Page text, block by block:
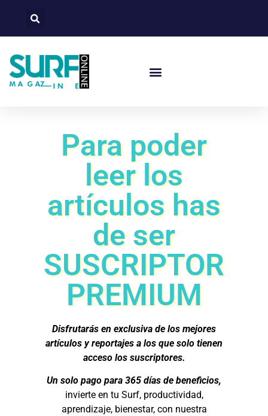
Para poder
leer los
artículos has
de ser
SUSCRIPTOR
PREMIUM
Disfrutarás en exclusiva de los mejores
artículos y reportajes a los que solo tienen
acceso los suscriptores.
Un solo pago para 365 días de beneficios,
invierte en tu Surf, productividad,
aprendizaje, bienestar, con nuestra